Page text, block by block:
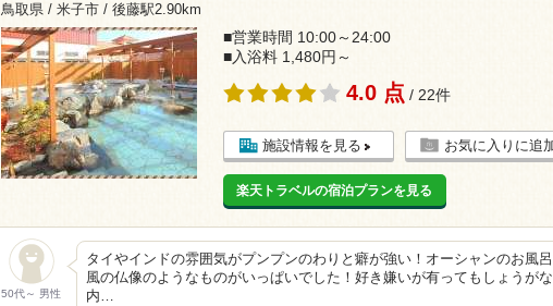
鳥取県 / 米子市 / 後藤駅2.90km
■営業時間 10:00～24:00
■入浴料 1,480円～
4.0 点 / 22件
施設情報を見る お気に入りに追
楽天トラベルの宿泊プランを見る
50代～ 男性
タイやインドの雰囲気がプンプンのわりと癖が強い！オーシャンのお風
風の仏像のようなものがいっぱいでした！好き嫌いが有ってもしょうが
内…